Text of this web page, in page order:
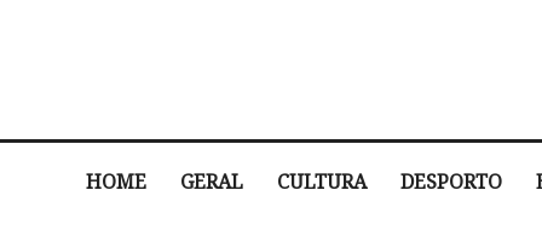
HOME GERAL CULTURA DESPORTO